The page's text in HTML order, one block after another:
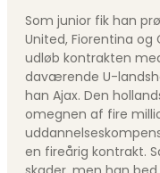
Som junior fik han
United, Fiorentina
udløb kontrakten
daværende U-
han Ajax. Den
omegnen af fire
en fireårig kontrakt.